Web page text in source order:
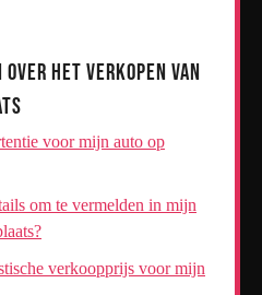
het Verkopen van
voor mijn auto op
om te vermelden in mijn
verkoopprijs voor mijn